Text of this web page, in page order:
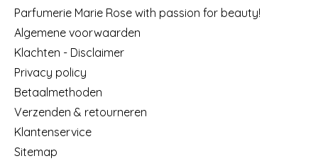
Parfumerie Marie Rose with passion for beauty!
Algemene voorwaarden
Klachten - Disclaimer
Privacy policy
Betaalmethoden
Verzenden & retourneren
Klantenservice
Sitemap